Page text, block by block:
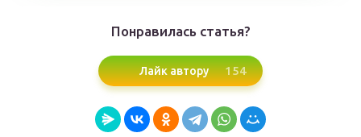
Понравилась статья?
Лайк автору 154